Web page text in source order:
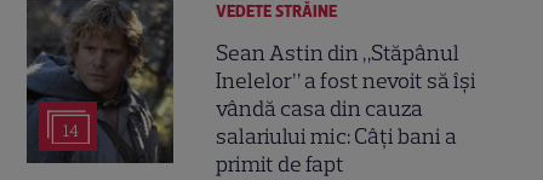
14
VEDETE STRĂINE
Sean Astin din „Stăpânul
Inelelor” a fost nevoit să își
vândă casa din cauza
salariului mic: Câți bani a
primit de fapt